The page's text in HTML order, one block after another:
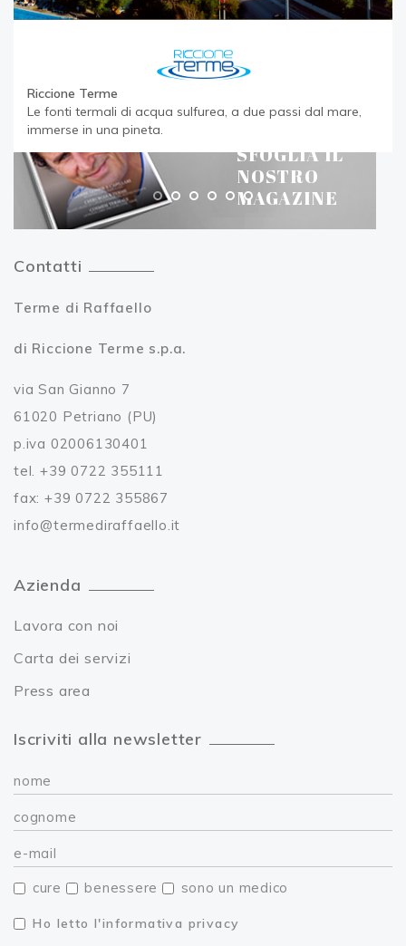
Riccione Terme
Le fonti termali di acqua sulfurea, a due passi dal mare,
immerse in una pineta.
SFOGLIA IL
NOSTRO
MAGAZINE
Contatti
Terme di Raffaello
di Riccione Terme s.p.a.
via San Gianno 7
61020 Petriano (PU)
p.iva 02006130401
tel. +39 0722 355111
fax: +39 0722 355867
info@termediraffaello.it
Azienda
Lavora con noi
Carta dei servizi
Press area
Iscriviti alla newsletter
cure benessere sono un medico
Ho letto l'informativa privacy